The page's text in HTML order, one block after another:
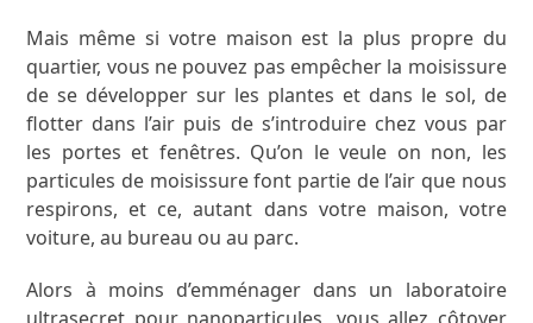
Mais même si votre maison est la plus propre du
quartier, vous ne pouvez pas empêcher la moisissure
de se développer sur les plantes et dans le sol, de
flotter dans l’air puis de s’introduire chez vous par
les portes et fenêtres. Qu’on le veule on non, les
particules de moisissure font partie de l’air que nous
respirons, et ce, autant dans votre maison, votre
voiture, au bureau ou au parc.
Alors à moins d’emménager dans un laboratoire
ultrasecret pour nanoparticules, vous allez côtoyer